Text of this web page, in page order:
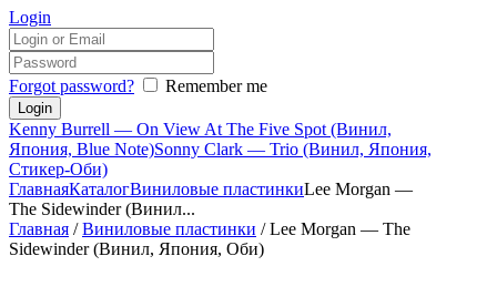
Login
Forgot password? Remember me
Kenny Burrell — On View At The Five Spot (Винил,
Япония, Blue Note)Sonny Clark — Trio (Винил, Япония,
Стикер-Оби)
ГлавнаяКаталогВиниловые пластинкиLee Morgan —
The Sidewinder (Винил...
Главная /Виниловые пластинки / Lee Morgan — The
Sidewinder (Винил, Япония, Оби)